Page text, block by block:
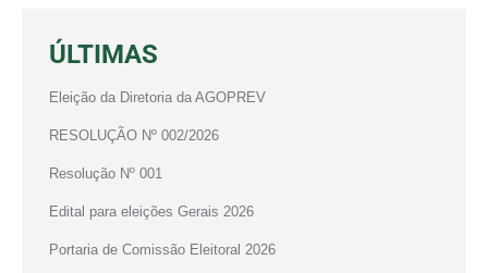
ÚLTIMAS
Eleição da Diretoria da AGOPREV
RESOLUÇÃO Nº 002/2026
Resolução Nº 001
Edital para eleições Gerais 2026
Portaria de Comissão Eleitoral 2026